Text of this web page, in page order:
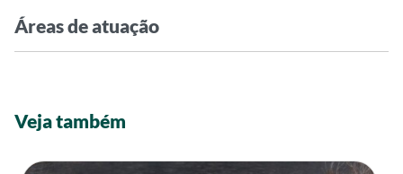
Áreas de atuação
Veja também